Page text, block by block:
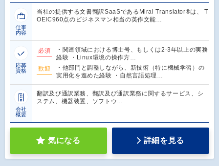
仕事
内容
当社の提供する文書翻訳SaaSであるMirai Translator®は、 T
OEIC960点のビジネスマン相当の英作文能…
応募
資格
必須
・関連領域における博士号、もしくは2-3年以上の実務
経験 ・Linux環境の操作方…
歓迎
・他部門と調整しながら、新技術（特に機械学習）の
実用化を進めた経験 ・自然言語処理…
会社
概要
翻訳及び通訳業務、翻訳及び通訳業務に関するサービス、シ
ステム、機器装置、ソフトウ…
気になる 詳細を見る